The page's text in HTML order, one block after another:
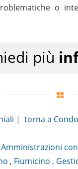
o
più
| torna a
Amministrazioni
, Fiumicino ,